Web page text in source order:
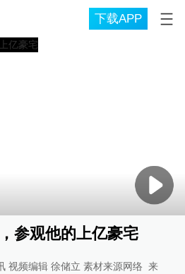
下载APP
参观他的上亿豪宅
视频编辑 徐储立 素材来源网络 来